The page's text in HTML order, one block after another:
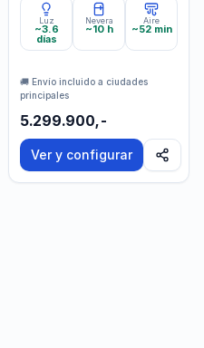
Luz
~3.6
días
Nevera
~10 h
Aire
~52 min
🚚 Envío incluido a ciudades
principales
5.299.900,-
Ver y configurar
SOLIX C1000X